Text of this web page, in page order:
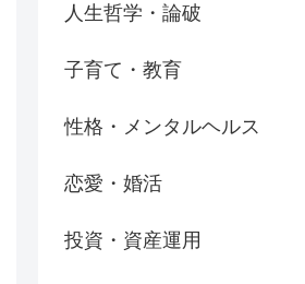
人生哲学・論破
子育て・教育
性格・メンタルヘルス
恋愛・婚活
投資・資産運用